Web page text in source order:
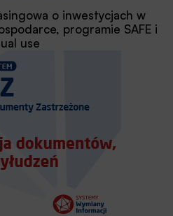
o inwestycjach w
programie SAFE i
use